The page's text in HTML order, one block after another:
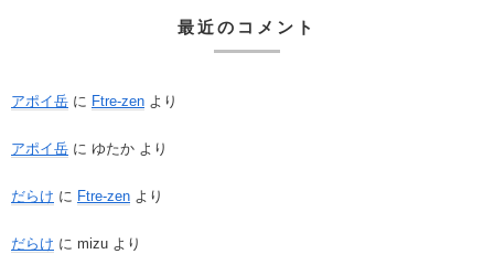
最近のコメント
アポイ岳 に Ftre-zen より
アポイ岳 に ゆたか より
だらけ に Ftre-zen より
だらけ に mizu より